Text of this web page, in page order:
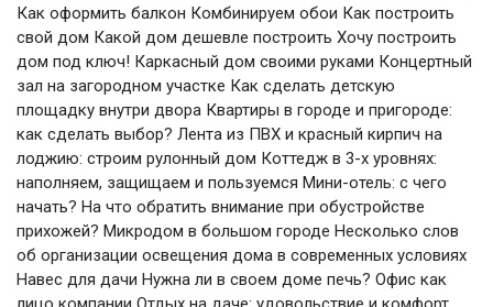
Как оформить балкон Комбинируем обои Как построить
свой дом Какой дом дешевле построить Хочу построить
дом под ключ! Каркасный дом своими руками Концертный
зал на загородном участке Как сделать детскую
площадку внутри двора Квартиры в городе и пригороде:
как сделать выбор? Лента из ПВХ и красный кирпич на
лоджию: строим рулонный дом Коттедж в 3-х уровнях:
наполняем, защищаем и пользуемся Мини-отель: с чего
начать? На что обратить внимание при обустройстве
прихожей? Микродом в большом городе Несколько слов
об организации освещения дома в современных условиях
Навес для дачи Нужна ли в своем доме печь? Офис как